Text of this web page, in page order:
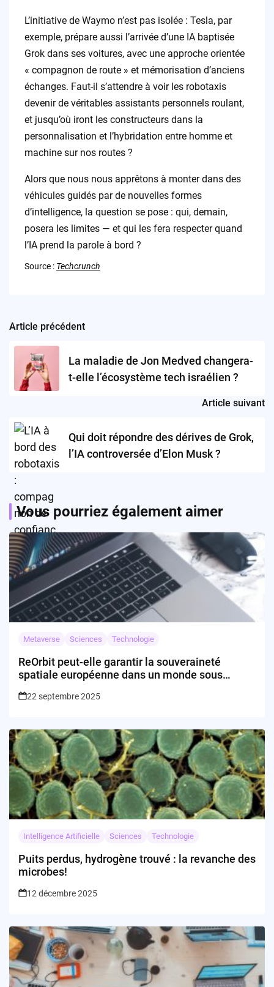
L’initiative de Waymo n’est pas isolée : Tesla, par
exemple, prépare aussi l’arrivée d’une IA baptisée
Grok dans ses voitures, avec une approche orientée
« compagnon de route » et mémorisation d’anciens
échanges. Faut-il s’attendre à voir les robotaxis
devenir de véritables assistants personnels roulant,
et jusqu’où iront les constructeurs dans la
personnalisation et l’hybridation entre homme et
machine sur nos routes ?
Alors que nous nous apprêtons à monter dans des
véhicules guidés par de nouvelles formes
d’intelligence, la question se pose : qui, demain,
posera les limites — et qui les fera respecter quand
l’IA prend la parole à bord ?
Source : Techcrunch
Post
navigation
Article précédent
La maladie de Jon Medved changera-
t-elle l’écosystème tech israélien ?
Article suivant
Qui doit répondre des dérives de Grok,
l’IA controversée d’Elon Musk ?
Vous pourriez également aimer
Metaverse Sciences Technologie
ReOrbit peut-elle garantir la souveraineté
spatiale européenne dans un monde sous
22 septembre 2025
Intelligence Artificielle Sciences Technologie
Puits perdus, hydrogène trouvé : la revanche des
microbes!
12 décembre 2025